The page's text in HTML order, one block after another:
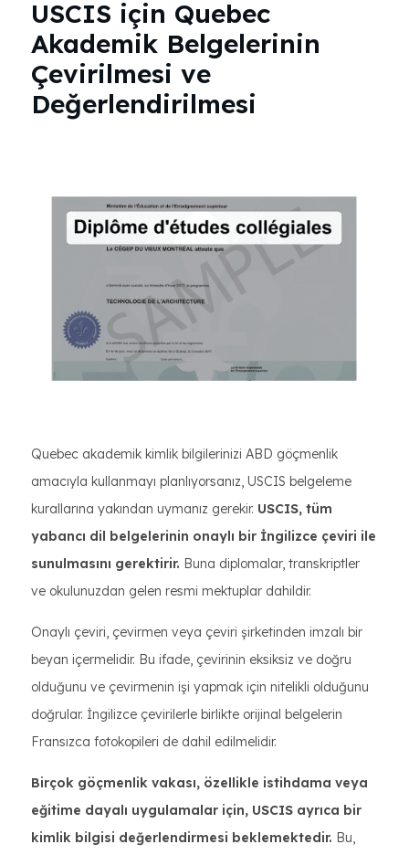
USCIS için Quebec
Akademik Belgelerinin
Çevirilmesi ve
Değerlendirilmesi
Quebec akademik kimlik bilgilerinizi ABD göçmenlik
amacıyla kullanmayı planlıyorsanız, USCIS belgeleme
kurallarına yakından uymanız gerekir. USCIS, tüm
yabancı dil belgelerinin onaylı bir İngilizce çeviri ile
sunulmasını gerektirir. Buna diplomalar, transkriptler
ve okulunuzdan gelen resmi mektuplar dahildir.
Onaylı çeviri, çevirmen veya çeviri şirketinden imzalı bir
beyan içermelidir. Bu ifade, çevirinin eksiksiz ve doğru
olduğunu ve çevirmenin işi yapmak için nitelikli olduğunu
doğrular. İngilizce çevirilerle birlikte orijinal belgelerin
Fransızca fotokopileri de dahil edilmelidir.
Birçok göçmenlik vakası, özellikle istihdama veya
eğitime dayalı uygulamalar için, USCIS ayrıca bir
kimlik bilgisi değerlendirmesi beklemektedir. Bu,